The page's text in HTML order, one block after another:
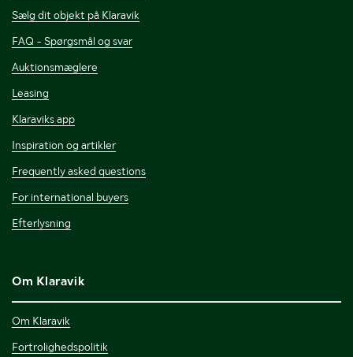
Sælg dit objekt på Klaravik
FAQ - Spørgsmål og svar
Auktionsmæglere
Leasing
Klaraviks app
Inspiration og artikler
Frequently asked questions
For international buyers
Efterlysning
Om Klaravik
Om Klaravik
Fortrolighedspolitik